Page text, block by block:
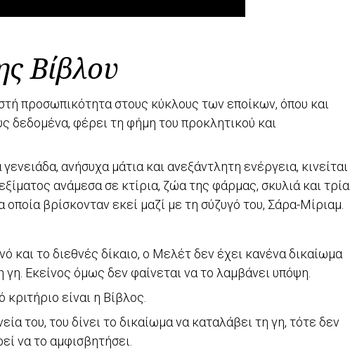
Βίβλου
προσωπικότητα στους κύκλους των εποίκων, όπου και
δεδομένα, φέρει τη φήμη του προκλητικού και
ανήσυχα μάτια και ανεξάντλητη ενέργεια, κινείται
ανάμεσα σε κτίρια, ζώα της φάρμας, σκυλιά και τρία
οποία βρίσκονταν εκεί μαζί με τη σύζυγό του, Σάρα-Μίριαμ.
και το διεθνές δίκαιο, ο Μελέτ δεν έχει κανένα δικαίωμα
γη. Εκείνος όμως δεν φαίνεται να το λαμβάνει υπόψη.
κριτήριο είναι η Βίβλος.
του, του δίνει το δικαίωμα να καταλάβει τη γη, τότε δεν
να το αμφισβητήσει.